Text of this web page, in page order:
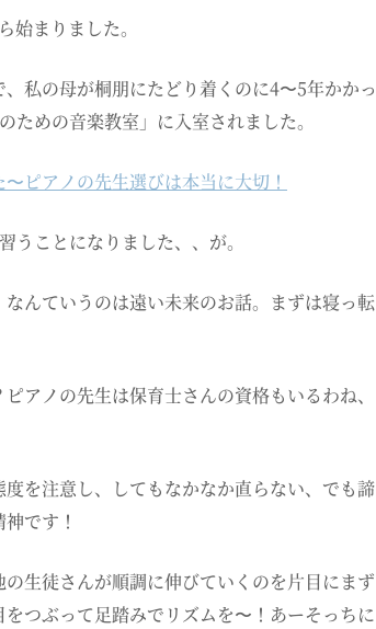
始まりました。
私の母が桐朋にたどり着くのに4〜5年かかっ
ための音楽教室」に入室されました。
ピアノの先生選びは本当に大切！
うことになりました、、が。
んていうのは遠い未来のお話。まずは寝っ転
アノの先生は保育士さんの資格もいるわね、
を注意し、してもなかなか直らない、でも諦
です！
生徒さんが順調に伸びていくのを片目にまず
つぶって足踏みでリズムを〜！あーそっちに